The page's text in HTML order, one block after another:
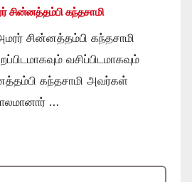
சின்னத்தம்பி கந்தசாமி
சின்னத்தம்பி கந்தசாமி
வசிப்பிடமாகவும்
கந்தசாமி அவர்கள்
…